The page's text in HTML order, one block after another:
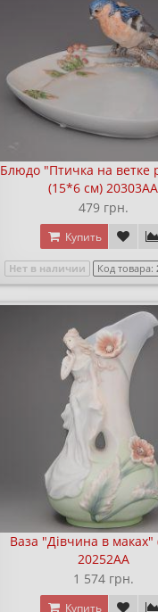
Блюдо "Птичка на ветке
(15*6 см) 20303AA
479 грн.
Купить
Нет в наличии Код товара:
Ваза "Дівчина в маках"
20252AA
1 574 грн.
Купить